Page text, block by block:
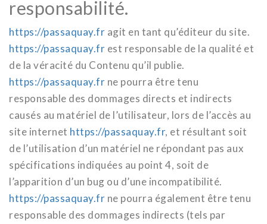
responsabilité.
https://passaquay.fr agit en tant qu’éditeur du site.
https://passaquay.fr est responsable de la qualité et
de la véracité du Contenu qu’il publie.
https://passaquay.fr ne pourra être tenu
responsable des dommages directs et indirects
causés au matériel de l’utilisateur, lors de l’accès au
site internet https://passaquay.fr, et résultant soit
de l’utilisation d’un matériel ne répondant pas aux
spécifications indiquées au point 4, soit de
l’apparition d’un bug ou d’une incompatibilité.
https://passaquay.fr ne pourra également être tenu
responsable des dommages indirects (tels par